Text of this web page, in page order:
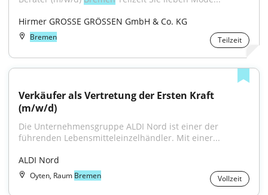
Hirmer GROSSE GRÖSSEN GmbH & Co. KG
Bremen Teilzeit
Verkäufer als Vertretung der Ersten Kraft
(m/w/d)
Die Unternehmensgruppe ALDI Nord ist einer der
führenden Lebensmitteleinzelhändler. Mit einer...
ALDI Nord
Oyten, Raum Bremen Vollzeit